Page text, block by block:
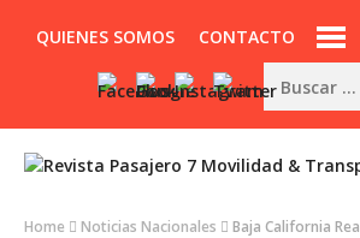
QUIENES SOMOS CONTACTO
Home Noticias Nacionales
Baja California